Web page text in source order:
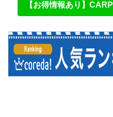
【お得情報あり】